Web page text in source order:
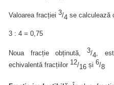
Valoarea fracției3/4 se calculează
3 : 4 = 0,75
Noua fracție obținută,3/4 ,
echivalentă fracțiilor 12/16 și6/8